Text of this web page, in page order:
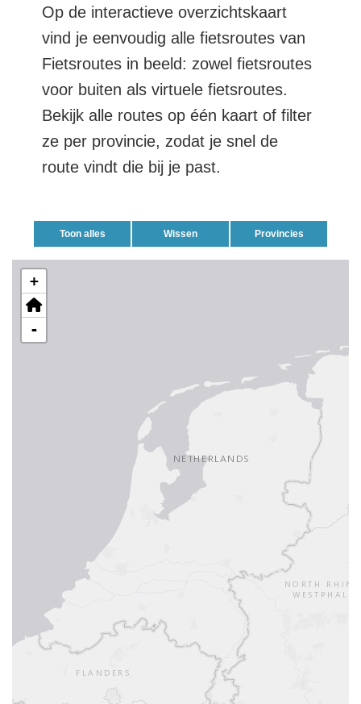
Op de interactieve overzichtskaart
vind je eenvoudig alle fietsroutes van
Fietsroutes in beeld: zowel fietsroutes
voor buiten als virtuele fietsroutes.
Bekijk alle routes op één kaart of filter
ze per provincie, zodat je snel de
route vindt die bij je past.
Toon alles Wissen Provincies
+
-